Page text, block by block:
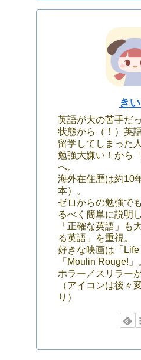
き
英語が大の苦手だ
状態から（！）英
留学してしまった人
勉強大嫌い！から
へ。
海外在住歴は約10
本）。
ゼロからの勉強で
るべく簡単に説明
「正確な英語」も
る英語」を重視。
好きな映画は「
「Moulin Rouge!
ホラー／スリラー
（アイコンは後々
り）